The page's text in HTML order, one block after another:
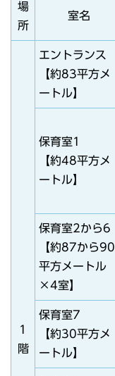
場
所
室名
1
階
エントランス
【約83平方メ
ートル】
保育室1
【約48平方メ
ートル】
保育室2から6
【約87から90
平方メートル
×4室】
保育室7
【約30平方メ
ートル】